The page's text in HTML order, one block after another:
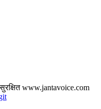
www.jantavoice.com